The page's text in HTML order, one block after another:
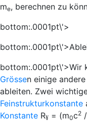
me, berechnen zu
bottom:.0001pt\'>
bottom:.0001pt\'>Wir
Grössen einige
ableiten. Zwei
Feinstrukturkonstante
Konstante R¥ = (m0c2